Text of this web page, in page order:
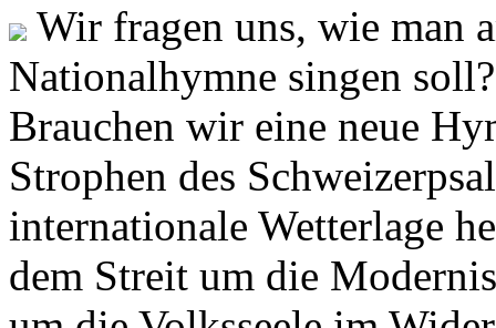
Wir fragen uns, wie man
Nationalhymne singen
Brauchen wir eine neue
Strophen des
internationale Wetterlage
dem Streit um die